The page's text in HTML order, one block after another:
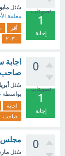
تصويتات
1
إجابة
سُئل مايو 29
معلمة
أقر
٢٠٣٠
0
تصويتات
1
إجابة
اجابة
صاحب
سُئل
بواسطة
اجابة
صاحب
0 مجلس
سُئل